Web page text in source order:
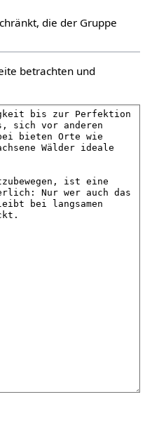
die der Gruppe
betrachten und